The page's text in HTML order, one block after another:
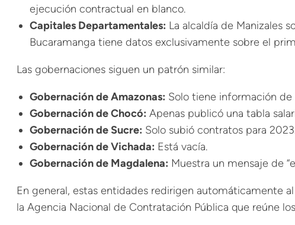
ejecución contractual en blanco.
Capitales Departamentales: La alcaldía de Manizales
Bucaramanga tiene datos exclusivamente sobre el
Las gobernaciones siguen un patrón similar:
Gobernación de Amazonas: Solo tiene información de
Gobernación de Chocó: Apenas publicó una tabla
Gobernación de Sucre: Solo subió contratos para
Gobernación de Vichada: Está vacía.
Gobernación de Magdalena: Muestra un mensaje de
En general, estas entidades redirigen automáticamente
la Agencia Nacional de Contratación Pública que reúne